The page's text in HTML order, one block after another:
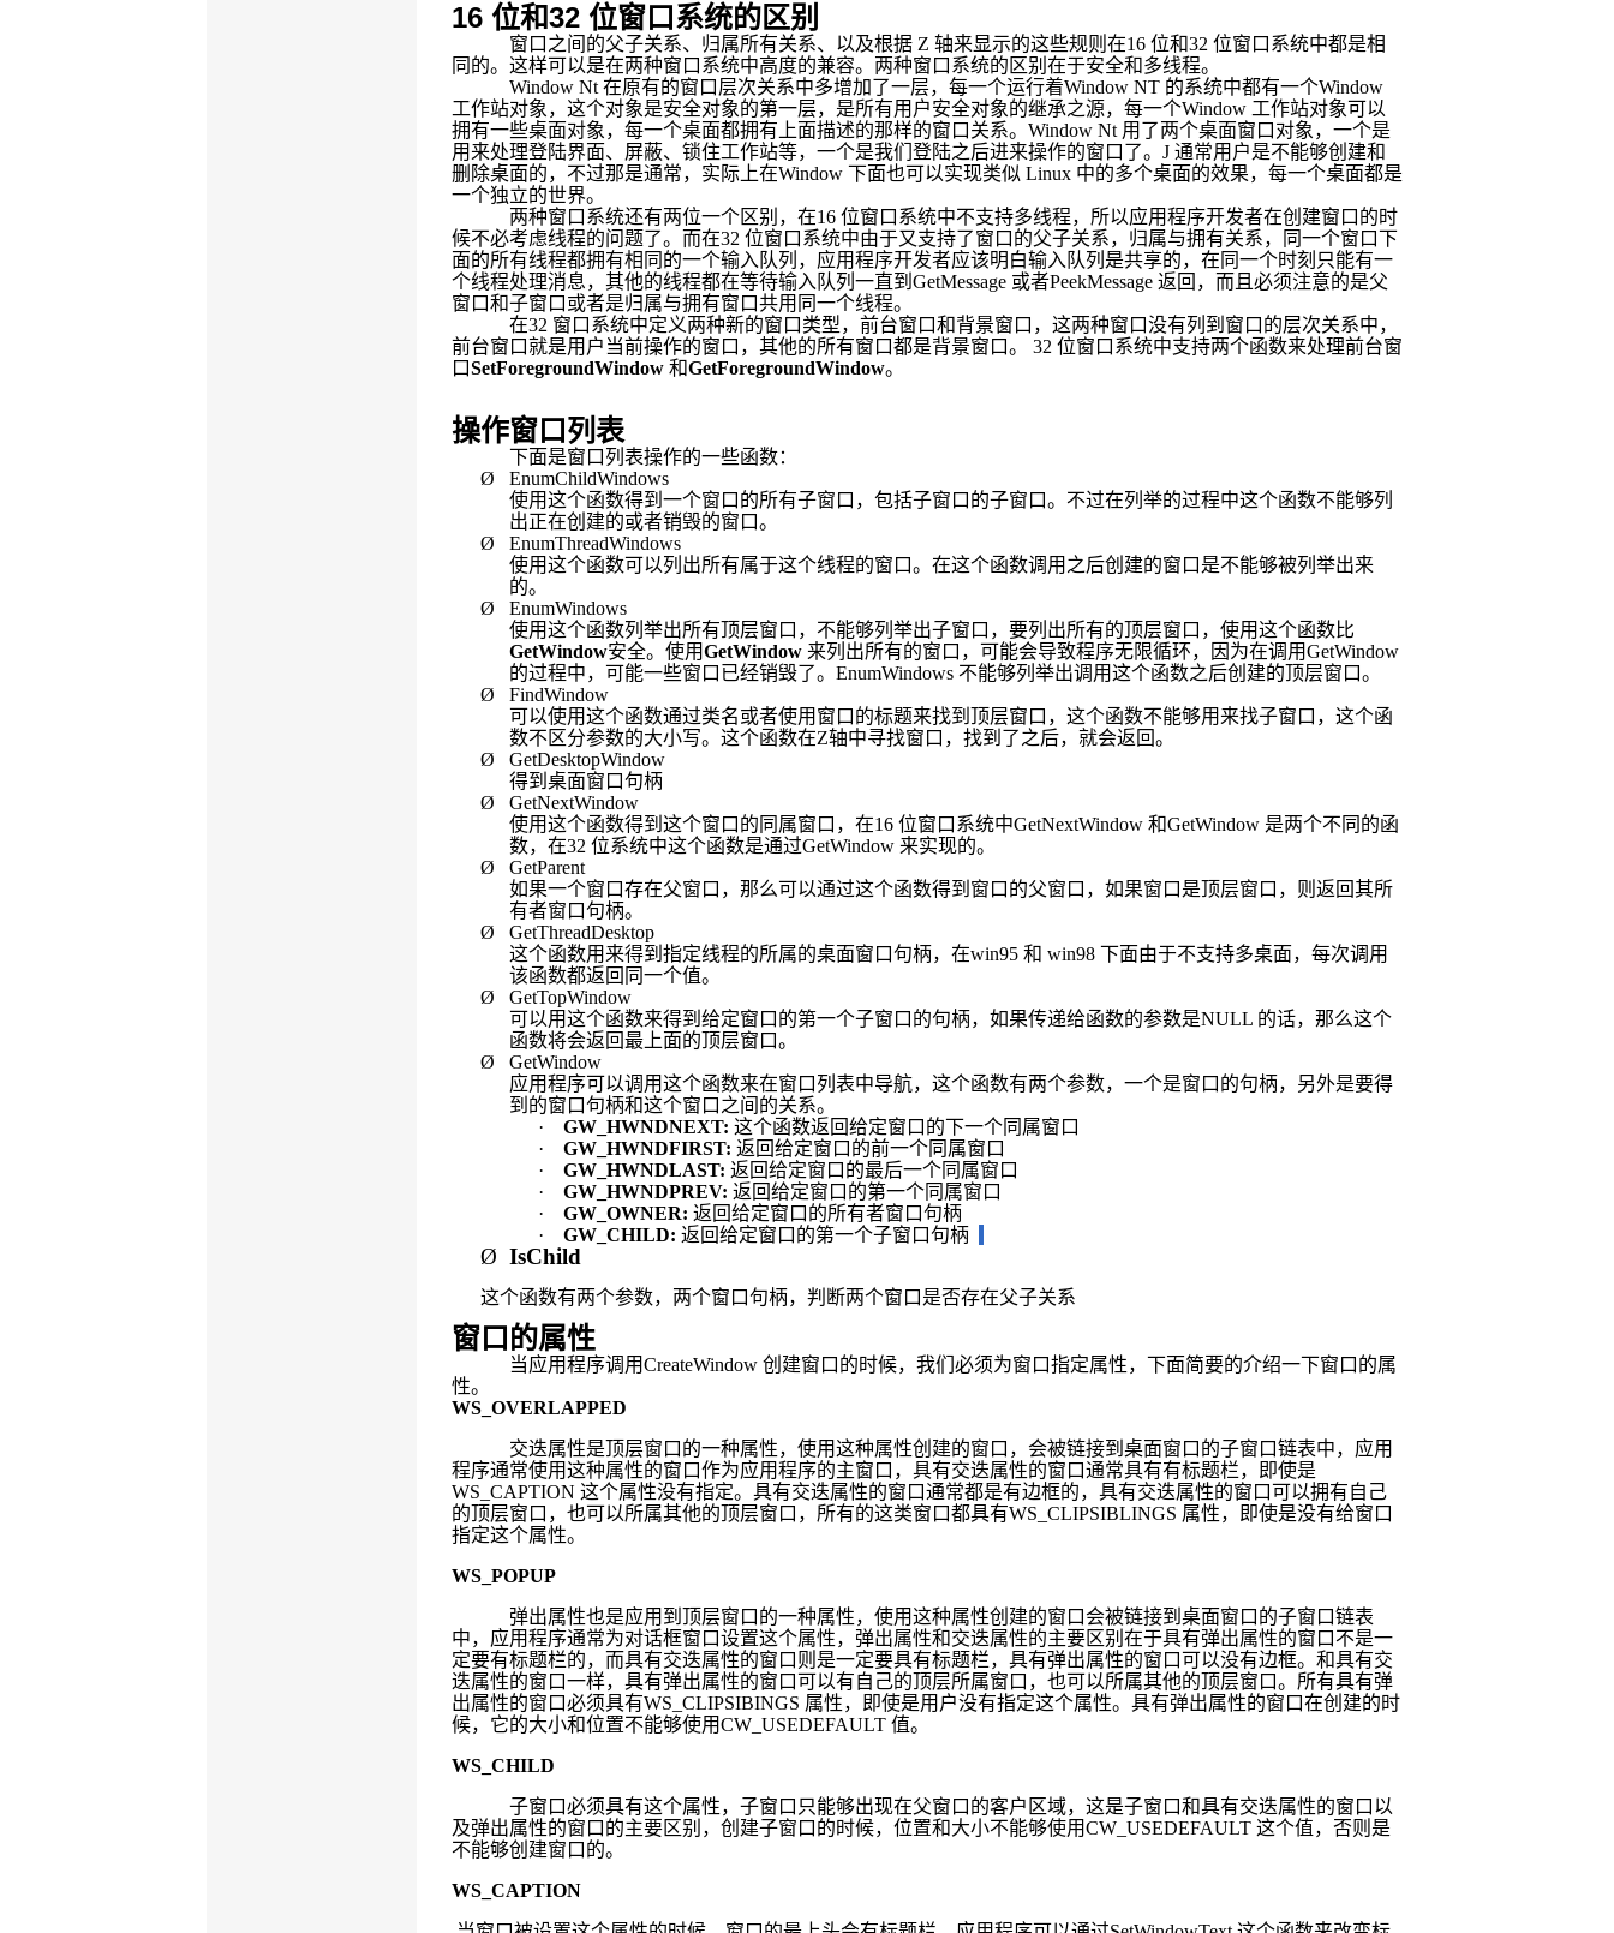
16 位和32 位窗口系统的区别
窗口之间的父子关系、归属所有关系、以及根据 Z 轴来显示的这些规则在16 位和32 位窗口系统中都是相
同的。这样可以是在两种窗口系统中高度的兼容。两种窗口系统的区别在于安全和多线程。
Window Nt 在原有的窗口层次关系中多增加了一层，每一个运行着Window NT 的系统中都有一个Window
工作站对象，这个对象是安全对象的第一层，是所有用户安全对象的继承之源，每一个Window 工作站对象可以
拥有一些桌面对象，每一个桌面都拥有上面描述的那样的窗口关系。 Window Nt 用了两个桌面窗口对象，一个是
用来处理登陆界面、屏蔽、锁住工作站等，一个是我们登陆之后进来操作的窗口了。 J 通常用户是不能够创建和
删除桌面的，不过那是通常，实际上在Window 下面也可以实现类似 Linux 中的多个桌面的效果，每一个桌面都是
一个独立的世界。
两种窗口系统还有两位一个区别，在16 位窗口系统中不支持多线程，所以应用程序开发者在创建窗口的时
候不必考虑线程的问题了。而在32 位窗口系统中由于又支持了窗口的父子关系，归属与拥有关系，同一个窗口下
面的所有线程都拥有相同的一个输入队列，应用程序开发者应该明白输入队列是共享的，在同一个时刻只能有一
个线程处理消息，其他的线程都在等待输入队列一直到 GetMessage 或者PeekMessage 返回，而且必须注意的是父
窗口和子窗口或者是归属与拥有窗口共用同一个线程。
在32 窗口系统中定义两种新的窗口类型，前台窗口和背景窗口，这两种窗口没有列到窗口的层次关系中，
前台窗口就是用户当前操作的窗口，其他的所有窗口都是背景窗口。
32 位窗口系统中支持两个函数来处理前台窗
口SetForegroundWindow 和GetForegroundWindow。
操作窗口列表
下面是窗口列表操作的一些函数：
Ø
EnumChildWindows
使用这个函数得到一个窗口的所有子窗口，包括子窗口的子窗口。不过在列举的过程中这个函数不能够列
出正在创建的或者销毁的窗口。
Ø
EnumThreadWindows
使用这个函数可以列出所有属于这个线程的窗口。在这个函数调用之后创建的窗口是不能够被列举出来
的。
Ø
EnumWindows
使用这个函数列举出所有顶层窗口，不能够列举出子窗口，要列出所有的顶层窗口，使用这个函数比
GetWindow安全。使用GetWindow 来列出所有的窗口，可能会导致程序无限循环，因为在调用GetWindow
的过程中，可能一些窗口已经销毁了。 EnumWindows 不能够列举出调用这个函数之后创建的顶层窗口。
Ø
FindWindow
可以使用这个函数通过类名或者使用窗口的标题来找到顶层窗口，这个函数不能够用来找子窗口，这个函
数不区分参数的大小写。这个函数在Z轴中寻找窗口，找到了之后，就会返回。
Ø
GetDesktopWindow
得到桌面窗口句柄
Ø
GetNextWindow
使用这个函数得到这个窗口的同属窗口，在16 位窗口系统中GetNextWindow 和GetWindow 是两个不同的函
数，在32 位系统中这个函数是通过GetWindow 来实现的。
Ø
GetParent
如果一个窗口存在父窗口，那么可以通过这个函数得到窗口的父窗口，如果窗口是顶层窗口，则返回其所
有者窗口句柄。
Ø
GetThreadDesktop
这个函数用来得到指定线程的所属的桌面窗口句柄，在win95 和 win98 下面由于不支持多桌面，每次调用
该函数都返回同一个值。
Ø
GetTopWindow
可以用这个函数来得到给定窗口的第一个子窗口的句柄，如果传递给函数的参数是NULL 的话，那么这个
函数将会返回最上面的顶层窗口。
Ø
GetWindow
应用程序可以调用这个函数来在窗口列表中导航，这个函数有两个参数，一个是窗口的句柄，另外是要得
到的窗口句柄和这个窗口之间的关系。
·
GW_HWNDNEXT: 这个函数返回给定窗口的下一个同属窗口
·
GW_HWNDFIRST: 返回给定窗口的前一个同属窗口
·
GW_HWNDLAST: 返回给定窗口的最后一个同属窗口
·
GW_HWNDPREV: 返回给定窗口的第一个同属窗口
·
GW_OWNER: 返回给定窗口的所有者窗口句柄
·
GW_CHILD: 返回给定窗口的第一个子窗口句柄
Ø IsChild
这个函数有两个参数，两个窗口句柄，判断两个窗口是否存在父子关系
窗口的属性
当应用程序调用CreateWindow 创建窗口的时候，我们必须为窗口指定属性，下面简要的介绍一下窗口的属
性。
WS_OVERLAPPED
交迭属性是顶层窗口的一种属性，使用这种属性创建的窗口，会被链接到桌面窗口的子窗口链表中，应用
程序通常使用这种属性的窗口作为应用程序的主窗口，具有交迭属性的窗口通常具有有标题栏，即使是
WS_CAPTION 这个属性没有指定。具有交迭属性的窗口通常都是有边框的，具有交迭属性的窗口可以拥有自己
的顶层窗口，也可以所属其他的顶层窗口，所有的这类窗口都具有WS_CLIPSIBLINGS 属性，即使是没有给窗口
指定这个属性。
WS_POPUP
弹出属性也是应用到顶层窗口的一种属性，使用这种属性创建的窗口会被链接到桌面窗口的子窗口链表
中，应用程序通常为对话框窗口设置这个属性，弹出属性和交迭属性的主要区别在于具有弹出属性的窗口不是一
定要有标题栏的，而具有交迭属性的窗口则是一定要具有标题栏，具有弹出属性的窗口可以没有边框。和具有交
迭属性的窗口一样，具有弹出属性的窗口可以有自己的顶层所属窗口，也可以所属其他的顶层窗口。所有具有弹
出属性的窗口必须具有WS_CLIPSIBINGS 属性，即使是用户没有指定这个属性。具有弹出属性的窗口在创建的时
候，它的大小和位置不能够使用CW_USEDEFAULT 值。
WS_CHILD
子窗口必须具有这个属性，子窗口只能够出现在父窗口的客户区域，这是子窗口和具有交迭属性的窗口以
及弹出属性的窗口的主要区别，创建子窗口的时候，位置和大小不能够使用CW_USEDEFAULT 这个值，否则是
不能够创建窗口的。
WS_CAPTION